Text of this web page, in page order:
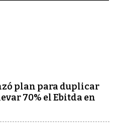
plan para duplicar
70% el Ebitda en